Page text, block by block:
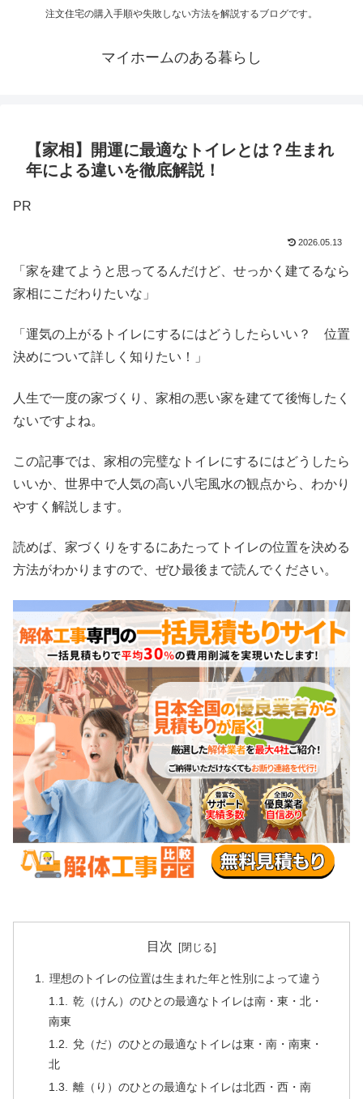
注文住宅の購入手順や失敗しない方法を解説するブログです。
マイホームのある暮らし
【家相】開運に最適なトイレとは？生まれ
年による違いを徹底解説！
PR
2026.05.13
「家を建てようと思ってるんだけど、せっかく建てるなら
家相にこだわりたいな」
「運気の上がるトイレにするにはどうしたらいい？ 位置
決めについて詳しく知りたい！」
人生で一度の家づくり、家相の悪い家を建てて後悔したく
ないですよね。
この記事では、家相の完璧なトイレにするにはどうしたら
いいか、世界中で人気の高い八宅風水の観点から、わかり
やすく解説します。
読めば、家づくりをするにあたってトイレの位置を決める
方法がわかりますので、ぜひ最後まで読んでください。
目次
理想のトイレの位置は生まれた年と性別によって違う
乾（けん）のひとの最適なトイレは南・東・北・
南東
兌（だ）のひとの最適なトイレは東・南・南東・
北
離（り）のひとの最適なトイレは北西・西・南